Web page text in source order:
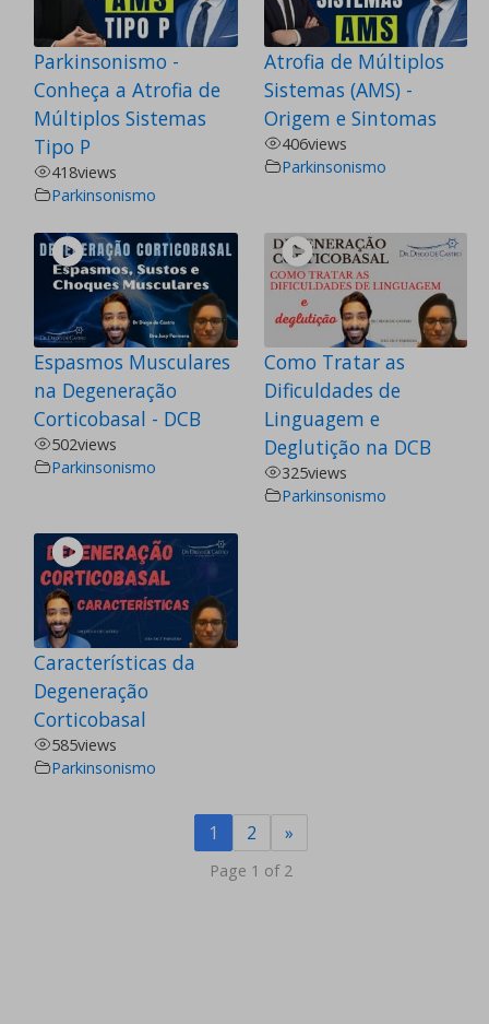
Parkinsonismo -
Conheça a Atrofia de
Múltiplos Sistemas
Tipo P
418views
Parkinsonismo
Atrofia de Múltiplos
Sistemas (AMS) -
Origem e Sintomas
406views
Parkinsonismo
Espasmos Musculares
na Degeneração
Corticobasal - DCB
502views
Parkinsonismo
Como Tratar as
Dificuldades de
Linguagem e
Deglutição na DCB
325views
Parkinsonismo
Características da
Degeneração
Corticobasal
585views
Parkinsonismo
1 2 »
Page 1 of 2